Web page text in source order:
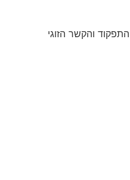
והקשר הזוגי